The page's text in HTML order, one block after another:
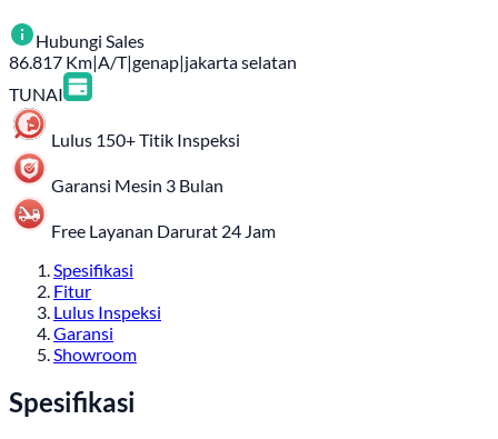
Hubungi Sales
86.817 Km|A/T|genap|jakarta selatan
TUNAI
Lulus 150+ Titik Inspeksi
Garansi Mesin 3 Bulan
Free Layanan Darurat 24 Jam
Spesifikasi
Fitur
Lulus Inspeksi
Garansi
Showroom
Spesifikasi